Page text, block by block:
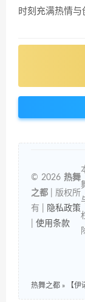
时刻充满热情与
© 2026 热舞
之都 | 版权所
有 |
隐私政策
使用条款
热舞之都 » 【